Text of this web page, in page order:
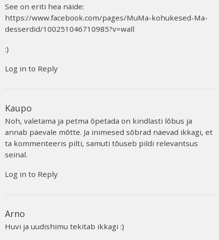
See on eriti hea näide:
https://www.facebook.com/pages/MuMa-kohukesed-Ma-
desserdid/100251046710985?v=wall
:)
Log in to Reply
Kaupo
Noh, valetama ja petma õpetada on kindlasti lõbus ja
annab päevale mõtte. Ja inimesed sõbrad näevad ikkagi, et
ta kommenteeris pilti, samuti tõuseb pildi relevantsus
seinal.
Log in to Reply
Arno
Huvi ja uudishimu tekitab ikkagi :)